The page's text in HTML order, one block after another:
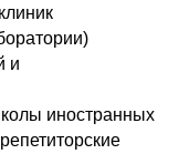
и
иностранных